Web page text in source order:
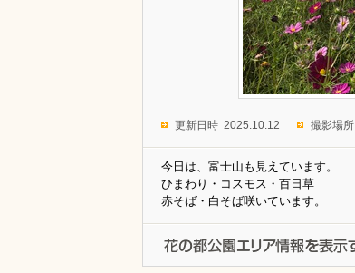
更新日時 2025.10.12 撮影場所
今日は、富士山も見えています。
ひまわり・コスモス・百日草
赤そば・白そば咲いています。